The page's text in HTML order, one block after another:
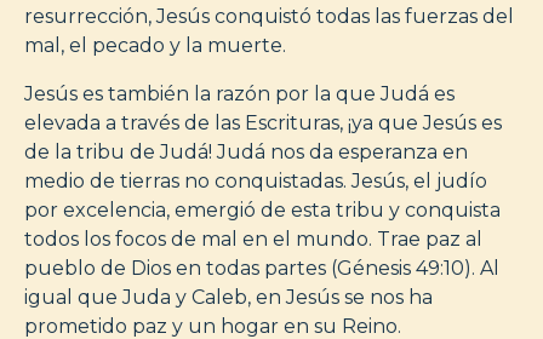
resurrección, Jesús conquistó todas las fuerzas del
mal, el pecado y la muerte.
Jesús es también la razón por la que Judá es
elevada a través de las Escrituras, ¡ya que Jesús es
de la tribu de Judá! Judá nos da esperanza en
medio de tierras no conquistadas. Jesús, el judío
por excelencia, emergió de esta tribu y conquista
todos los focos de mal en el mundo. Trae paz al
pueblo de Dios en todas partes (Génesis 49:10). Al
igual que Juda y Caleb, en Jesús se nos ha
prometido paz y un hogar en su Reino.